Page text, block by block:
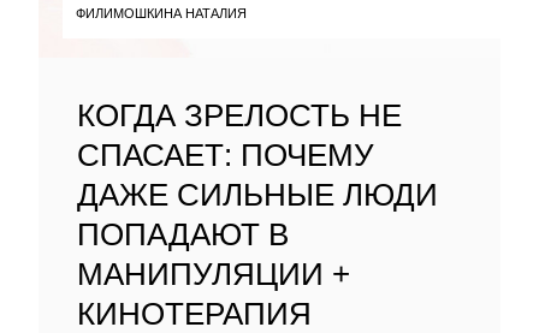
ФИЛИМОШКИНА НАТАЛИЯ
КОГДА ЗРЕЛОСТЬ НЕ
СПАСАЕТ: ПОЧЕМУ
ДАЖЕ СИЛЬНЫЕ ЛЮДИ
ПОПАДАЮТ В
МАНИПУЛЯЦИИ +
КИНОТЕРАПИЯ